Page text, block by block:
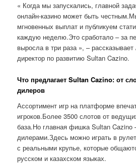
« Когда мы запускались, главной
онлайн-казино может быть
мгновенных выплат и публикуем
каждую неделю.Это сработало – за
выросла в три раза », –
директор по развитию Sultan Cazino.
Что предлагает Sultan Cazino: от
дилеров
Ассортимент игр на платформе
игроков.Более 3500 слотов от
база.Но главная фишка Sultan
дилерами.Здесь можно играть в
с реальными крупье, которые
русском и казахском языках.